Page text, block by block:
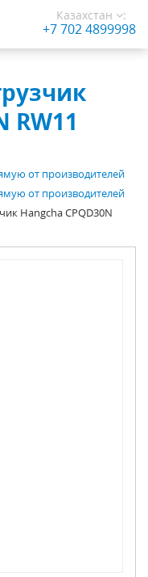
Казахстан
+7 702 4899998
:
RW11
от производителей
от производителей
Hangcha CPQD30N